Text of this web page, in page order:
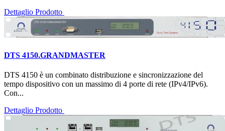
Dettaglio Prodotto
DTS 4150.GRANDMASTER
DTS 4150 è un combinato distribuzione e sincronizzazione del
tempo dispositivo con un massimo di 4 porte di rete (IPv4/IPv6).
Con...
Dettaglio Prodotto